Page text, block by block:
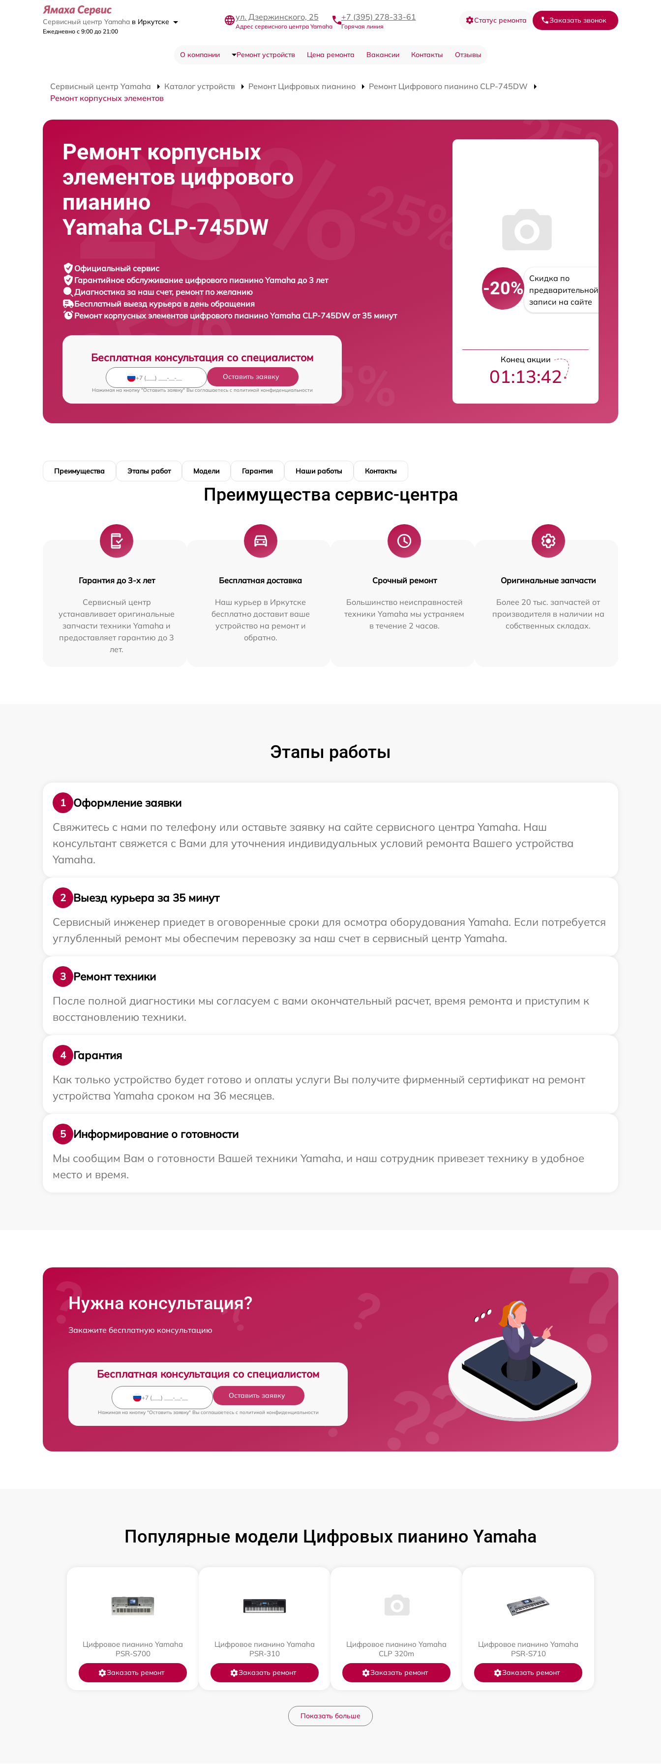
Сервисный центр Yamaha в Иркутске
Ежедневно с 9:00 до 21:00
ул. Дзержинского, 25
Адрес сервисного центра Yamaha
+7 (395) 278-33-61
Горячая линия
Статус ремонта Заказать звонок
О компании Ремонт устройств Цена ремонта Вакансии Контакты Отзывы
Сервисный центр Yamaha Каталог устройств Ремонт Цифровых пианино
Ремонт Цифрового пианино CLP-745DW
Ремонт корпусных элементов
Ремонт корпусных
элементов цифрового
пианино
Yamaha CLP-745DW
Официальный сервис
Гарантийное обслуживание цифрового пианино Yamaha до 3 лет
Диагностика за наш счет, ремонт по желанию
Бесплатный выезд курьера в день обращения
Ремонт корпусных элементов цифрового пианиноYamaha CLP-745DW от 35 минут
Бесплатная консультация со специалистом
Оставить заявку
Нажимая на кнопку "Оставить заявку" Вы соглашаетесь c политикой конфиденциальности
-20%
Скидка по
предварительной
записи на сайте
Конец акции
01:13:41
Преимущества Этапы работ Модели Гарантия Наши работы Контакты
Преимущества сервис-центра
Гарантия до 3-х лет
Сервисный центр
устанавливает оригинальные
запчасти техники Yamaha и
предоставляет гарантию до 3
лет.
Бесплатная доставка
Наш курьер в Иркутске
бесплатно доставит ваше
устройство на ремонт и
обратно.
Срочный ремонт
Большинство неисправностей
техники Yamaha мы устраняем
в течение 2 часов.
Оригинальные запчасти
Более 20 тыс. запчастей от
производителя в наличии на
собственных складах.
Этапы работы
1
Оформление заявки
Свяжитесь с нами по телефону или оставьте заявку на сайте сервисного центра Yamaha. Наш
консультант свяжется с Вами для уточнения индивидуальных условий ремонта Вашего устройства
Yamaha.
2
Выезд курьера за 35 минут
Сервисный инженер приедет в оговоренные сроки для осмотра оборудования Yamaha. Если потребуется
углубленный ремонт мы обеспечим перевозку за наш счет в сервисный центр Yamaha.
3
Ремонт техники
После полной диагностики мы согласуем с вами окончательный расчет, время ремонта и приступим к
восстановлению техники.
4
Гарантия
Как только устройство будет готово и оплаты услуги Вы получите фирменный сертификат на ремонт
устройства Yamaha сроком на 36 месяцев.
5
Информирование о готовности
Мы сообщим Вам о готовности Вашей техники Yamaha, и наш сотрудник привезет технику в удобное
место и время.
Нужна консультация?
Закажите бесплатную консультацию
Бесплатная консультация со специалистом
Оставить заявку
Нажимая на кнопку "Оставить заявку" Вы соглашаетесь c политикой конфиденциальности
Популярные модели Цифровых пианино Yamaha
Цифровое пианино Yamaha
PSR-S700
Заказать ремонт
Цифровое пианино Yamaha
PSR-310
Заказать ремонт
Цифровое пианино Yamaha
CLP 320m
Заказать ремонт
Цифровое пианино Yamaha
PSR-S710
Заказать ремонт
Показать больше